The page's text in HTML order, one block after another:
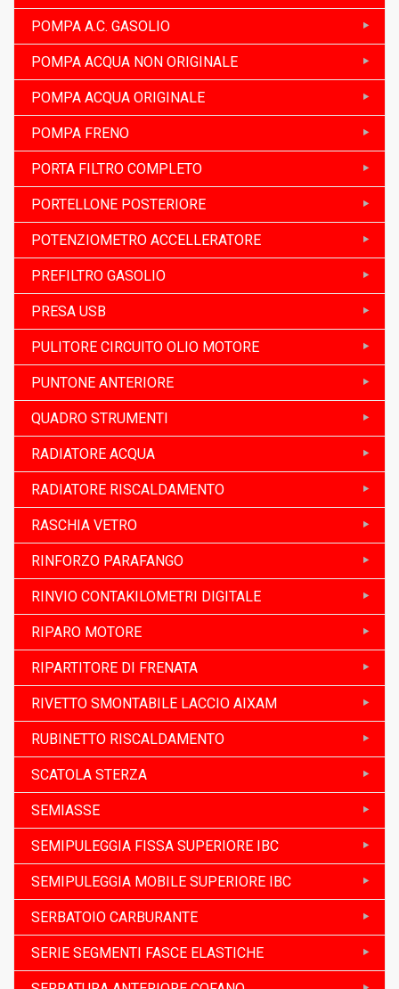
POMPA A.C. GASOLIO
POMPA ACQUA NON ORIGINALE
POMPA ACQUA ORIGINALE
POMPA FRENO
PORTA FILTRO COMPLETO
PORTELLONE POSTERIORE
POTENZIOMETRO ACCELLERATORE
PREFILTRO GASOLIO
PRESA USB
PULITORE CIRCUITO OLIO MOTORE
PUNTONE ANTERIORE
QUADRO STRUMENTI
RADIATORE ACQUA
RADIATORE RISCALDAMENTO
RASCHIA VETRO
RINFORZO PARAFANGO
RINVIO CONTAKILOMETRI DIGITALE
RIPARO MOTORE
RIPARTITORE DI FRENATA
RIVETTO SMONTABILE LACCIO AIXAM
RUBINETTO RISCALDAMENTO
SCATOLA STERZA
SEMIASSE
SEMIPULEGGIA FISSA SUPERIORE IBC
SEMIPULEGGIA MOBILE SUPERIORE IBC
SERBATOIO CARBURANTE
SERIE SEGMENTI FASCE ELASTICHE